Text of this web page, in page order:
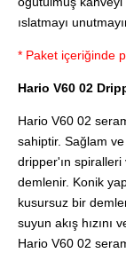
ıslatmayı
* Paket içeriğinde
Hario V60 02
Hario V60 02
sahiptir. Sağlam ve
dripper'ın
demlenir. Konik
kusursuz bir
suyun akış hızını
Hario V60 02